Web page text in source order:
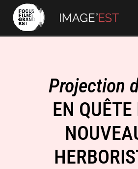
Projection
EN QUÊTE